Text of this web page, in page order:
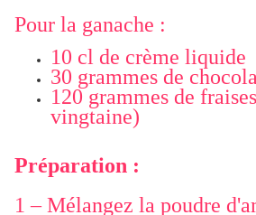
Pour la ganache :
10 cl de crème liquide
30 grammes de
120 grammes de
vingtaine)
Préparation :
1 – Mélangez la poudre